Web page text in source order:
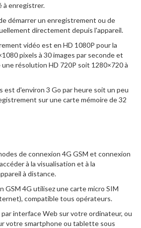
à enregistrer.
démarrer un enregistrement ou de
directement depuis l'appareil.
vidéo est en HD 1080P pour la
pixels à 30 images par seconde et
une résolution HD 720P soit 1280×720 à
est d'environ 3 Go par heure soit un peu
sur une carte mémoire de 32
de connexion 4G GSM et connexion
à la visualisation et à la
à distance.
GSM 4G utilisez une carte micro SIM
compatible tous opérateurs.
interface Web sur votre ordinateur, ou
votre smartphone ou tablette sous